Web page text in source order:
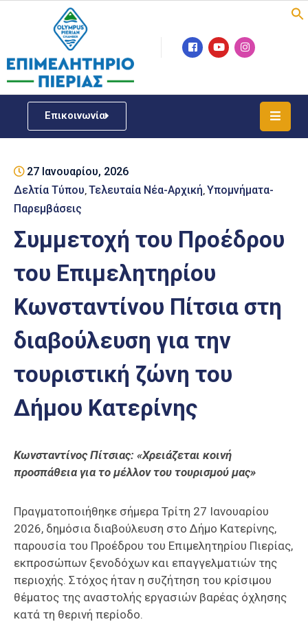
Επικοινωνία
Επιμελητήριο
Νέα
ΓΕΜΗ
Μητρώου
Επιχειρηματική
Υποστήριξη
Έκθεση
Παραδοσιακών
Επαγγελμάτων
Έκθεση
ΚΜ
Πιερία
27 Ιανουαρίου, 2026
Δελτία Τύπου Τελευταία Νέα-Αρχική Υπομνήματα-
Παρεμβάσεις
Συμμετοχή του Προέδρου
του Επιμελητηρίου
Κωνσταντίνου Πίτσια στη
διαβούλευση για την
τουριστική ζώνη του
Δήμου Κατερίνης
Κωνσταντίνος Πίτσιας: «Χρειάζεται κοινή
προσπάθεια για το μέλλον του τουρισμού μας»
Πραγματοποιήθηκε σήμερα Τρίτη 27 Ιανουαρίου
2026, δημόσια διαβούλευση στο Δήμο Κατερίνης,
παρουσία του Προέδρου του Επιμελητηρίου Πιερίας,
εκπροσώπων ξενοδόχων και επαγγελματιών της
περιοχής. Στόχος ήταν η συζήτηση του κρίσιμου
θέματος της αναστολής εργασιών βαρέας όχλησης
κατά τη θερινή περίοδο.